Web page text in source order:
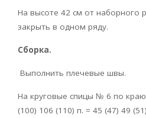
На высоте 42 см от наборного
закрыть в одном ряду.
Сборка.
Выполнить плечевые швы.
На круговые спицы № 6 по
(100) 106 (110) п. = 45 (47) 49